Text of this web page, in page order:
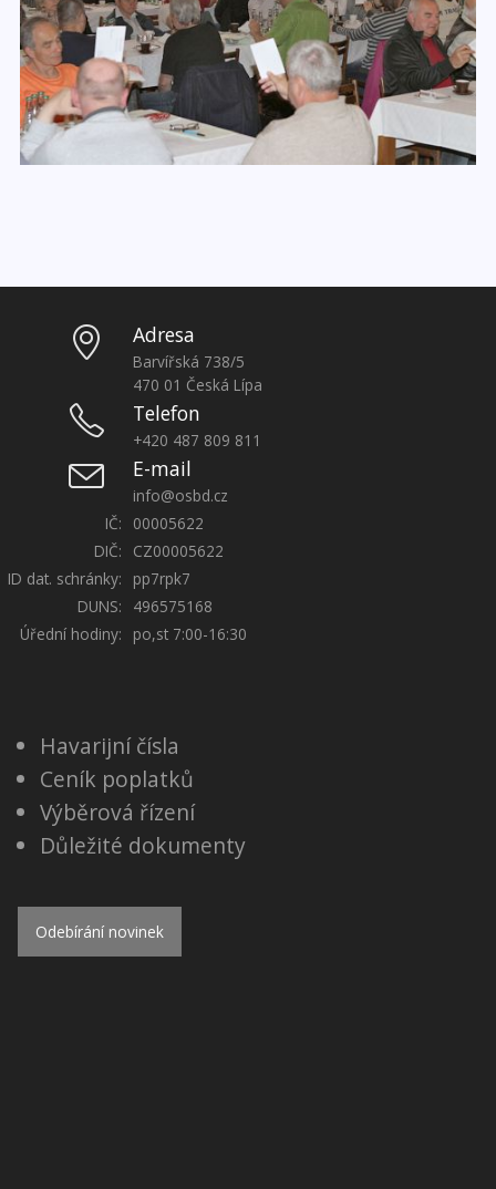
Adresa
Barvířská 738/5
470 01 Česká Lípa
Telefon
+420 487 809 811
E-mail
info@osbd.cz
IČ:
00005622
DIČ:
CZ00005622
ID dat. schránky:
pp7rpk7
DUNS:
496575168
Úřední hodiny:
po,st 7:00-16:30
Havarijní čísla
Ceník poplatků
Výběrová řízení
Důležité dokumenty
Odebírání novinek